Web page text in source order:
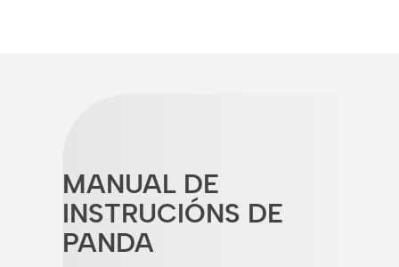
MANUAL DE
INSTRUCIÓNS DE
PANDA